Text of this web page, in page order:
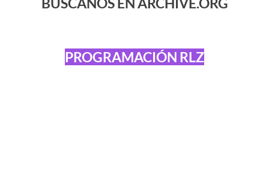
PROGRAMACIÓN RLZ